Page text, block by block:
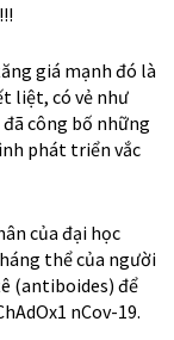
giá mạnh đó là
liệt, có vẻ như
đã công bố những
phát triển vắc
của đại học
thể của người
(antiboides) để
nCov-19.